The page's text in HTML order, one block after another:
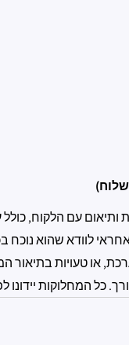
עם הלקוח, כולל
לוודא שהוא
או טעויות בתיאור
המחלוקות יידונו